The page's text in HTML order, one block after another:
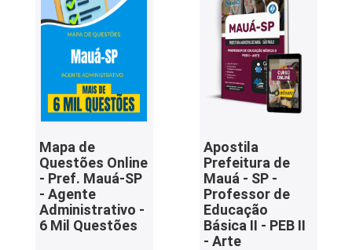
Mapa de
Questões Online
- Pref. Mauá-SP
- Agente
Administrativo -
6 Mil Questões
Apostila
Prefeitura de
Mauá - SP -
Professor de
Educação
Básica II - PEB II
- Arte